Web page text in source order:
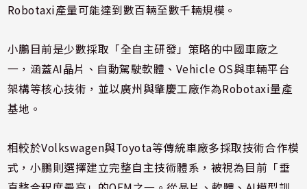
Robotaxi產量可能達到數百輛至數千輛規模。
小鵬目前是少數採取「全自主研發」策略的中國車廠之
一，涵蓋AI晶片、自動駕駛軟體、Vehicle OS與車輛平台
架構等核心技術，並以廣州與肇慶工廠作為Robotaxi量產
基地。
相較於Volkswagen與Toyota等傳統車廠多採取技術合作模
式，小鵬則選擇建立完整自主技術體系，被視為目前「垂